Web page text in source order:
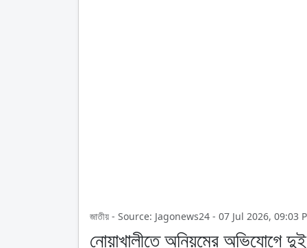
জাতীয় - Source: Jagonews24 - 07 Jul 2026, 09:03
নোয়াখালীতে অনিয়মের অভিযোগে